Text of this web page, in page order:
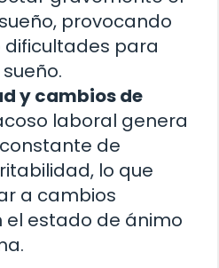
provocando
dificultades para
y cambios de
laboral genera
de
lo que
a cambios
el estado de ánimo